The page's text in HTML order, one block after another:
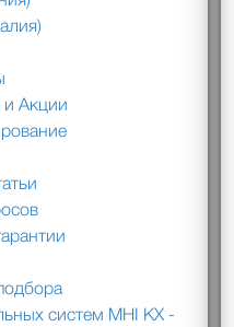
Акции
систем MHI KX -